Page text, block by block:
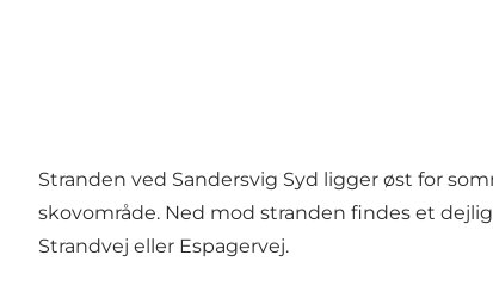
Stranden ved Sandersvig Syd ligger øst for
skovområde. Ned mod stranden findes et
Strandvej eller Espagervej.